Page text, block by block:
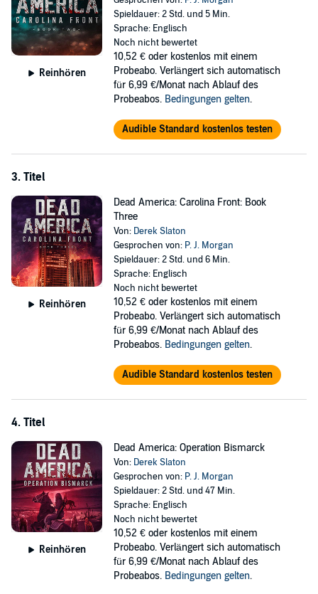
Reinhören
Spieldauer: 2 Std. und 5 Min.
Sprache: Englisch
Noch nicht bewertet
10,52 € oder kostenlos mit einem
Probeabo. Verlängert sich automatisch
für 6,99 €/Monat nach Ablauf des
Probeabos. Bedingungen gelten.
Audible Standard kostenlos testen
3. Titel
Reinhören
Dead America: Carolina Front: Book
Three
Von: Derek Slaton
Gesprochen von: P. J. Morgan
Spieldauer: 2 Std. und 6 Min.
Sprache: Englisch
Noch nicht bewertet
10,52 € oder kostenlos mit einem
Probeabo. Verlängert sich automatisch
für 6,99 €/Monat nach Ablauf des
Probeabos. Bedingungen gelten.
Audible Standard kostenlos testen
4. Titel
Reinhören
Dead America: Operation Bismarck
Von: Derek Slaton
Gesprochen von: P. J. Morgan
Spieldauer: 2 Std. und 47 Min.
Sprache: Englisch
Noch nicht bewertet
10,52 € oder kostenlos mit einem
Probeabo. Verlängert sich automatisch
für 6,99 €/Monat nach Ablauf des
Probeabos. Bedingungen gelten.